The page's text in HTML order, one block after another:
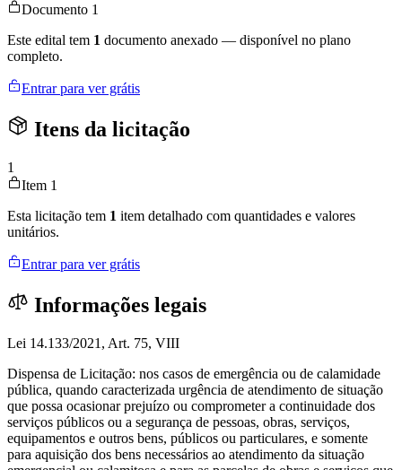
Documento 1
Este edital tem 1 documento anexado — disponível no plano
completo.
Entrar para ver grátis
Itens da licitação
1
Item 1
Esta licitação tem 1 item detalhado com quantidades e valores
unitários.
Entrar para ver grátis
Informações legais
Lei 14.133/2021, Art. 75, VIII
Dispensa de Licitação: nos casos de emergência ou de calamidade
pública, quando caracterizada urgência de atendimento de situação
que possa ocasionar prejuízo ou comprometer a continuidade dos
serviços públicos ou a segurança de pessoas, obras, serviços,
equipamentos e outros bens, públicos ou particulares, e somente
para aquisição dos bens necessários ao atendimento da situação